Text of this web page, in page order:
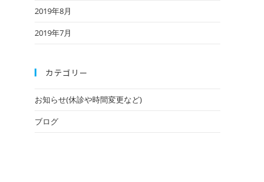
2019年8月
2019年7月
カテゴリー
お知らせ(休診や時間変更など)
ブログ